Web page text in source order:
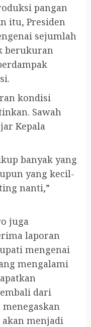
pangan
itu, Presiden
sejumlah
berukuran
kondisi
Sawah
Kepala
banyak yang
yang kecil-
nanti,”
juga
laporan
mengenai
mengalami
dari
menjadi